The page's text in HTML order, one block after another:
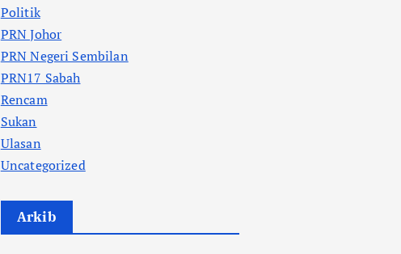
Politik
PRN Johor
PRN Negeri Sembilan
PRN17 Sabah
Rencam
Sukan
Ulasan
Uncategorized
Arkib